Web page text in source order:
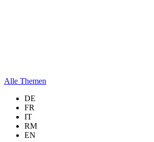
Alle Themen
DE
FR
IT
RM
EN